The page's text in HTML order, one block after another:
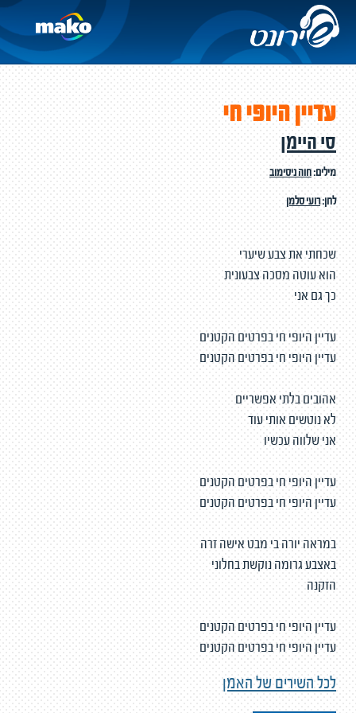
עדיין היופי חי
סי היימן
מילים:חוה ניסימוב
לחן:רועי סלמן
שכחתי את צבע שיערי
הוא עוטה מסכה צבעונית
כך גם אני
עדיין היופי חי בפרטים הקטנים
עדיין היופי חי בפרטים הקטנים
אהובים בלתי אפשריים
לא נוטשים אותי עוד
אני שלווה עכשיו
עדיין היופי חי בפרטים הקטנים
עדיין היופי חי בפרטים הקטנים
במראה יורה בי מבט אישה זרה
באצבע גרומה נוקשת בחלוני
הזקנה
עדיין היופי חי בפרטים הקטנים
עדיין היופי חי בפרטים הקטנים
לכל השירים של האמן